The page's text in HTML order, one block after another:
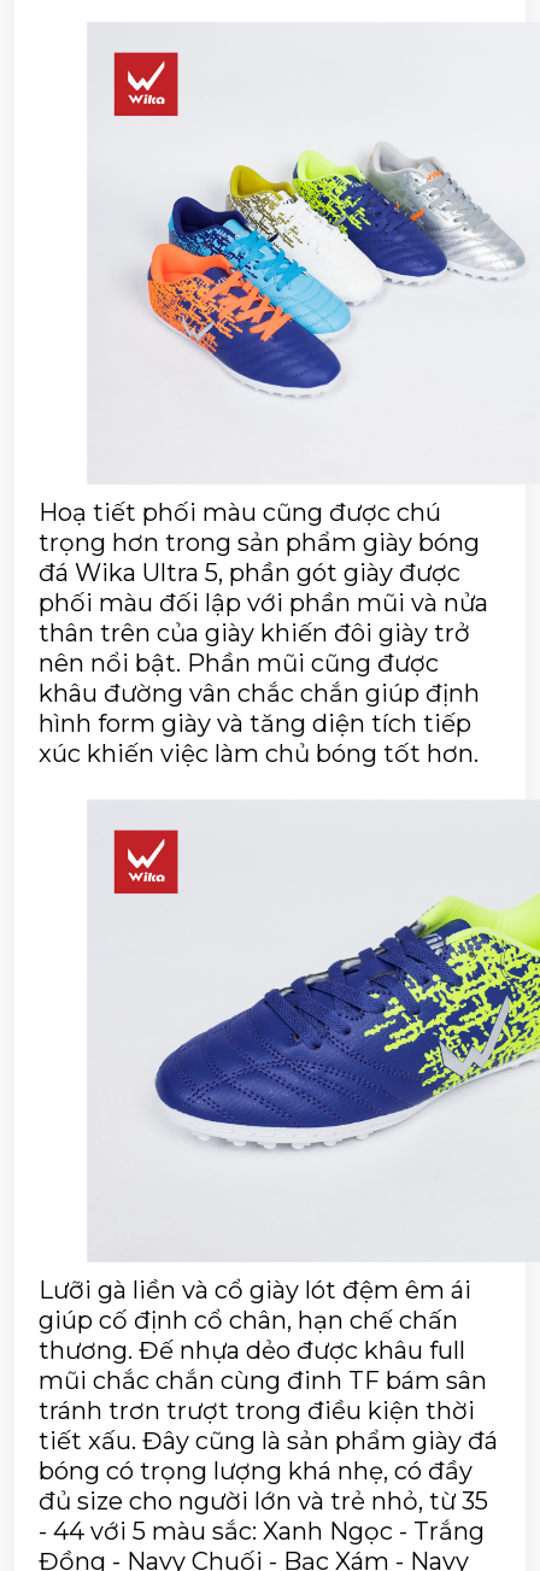
Hoạ tiết phối màu cũng được chú
trọng hơn trong sản phẩm giày bóng
đá Wika Ultra 5, phần gót giày được
phối màu đối lập với phần mũi và nửa
thân trên của giày khiến đôi giày trở
nên nổi bật. Phần mũi cũng được
khâu đường vân chắc chắn giúp định
hình form giày và tăng diện tích tiếp
xúc khiến việc làm chủ bóng tốt hơn.
Lưỡi gà liền và cổ giày lót đệm êm ái
giúp cố định cổ chân, hạn chế chấn
thương. Đế nhựa dẻo được khâu full
mũi chắc chắn cùng đinh TF bám sân
tránh trơn trượt trong điều kiện thời
tiết xấu. Đây cũng là sản phẩm giày đá
bóng có trọng lượng khá nhẹ, có đầy
đủ size cho người lớn và trẻ nhỏ, từ 35
- 44 với 5 màu sắc: Xanh Ngọc - Trắng
Đồng - Navy Chuối - Bạc Xám - Navy